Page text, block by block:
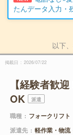
たんデータ入力・
以下
掲載日 2026/07/22
【経験者歓
OK
派遣
職種
フォークリフト
派遣先
軽作業・物流